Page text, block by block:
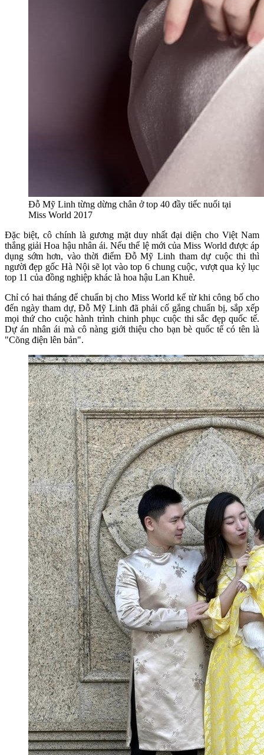
Đỗ Mỹ Linh từng dừng chân ở top 40 đầy tiếc nuối tại
Miss World 2017
Đặc biệt, cô chính là gương mặt duy nhất đại diện cho Việt Nam
thắng giải Hoa hậu nhân ái. Nếu thể lệ mới của Miss World được áp
dụng sớm hơn, vào thời điểm Đỗ Mỹ Linh tham dự cuộc thi thì
người đẹp gốc Hà Nội sẽ lọt vào top 6 chung cuộc, vượt qua kỷ lục
top 11 của đồng nghiệp khác là hoa hậu Lan Khuê.
Chỉ có hai tháng để chuẩn bị cho Miss World kể từ khi công bố cho
đến ngày tham dự, Đỗ Mỹ Linh đã phải cố gắng chuẩn bị, sắp xếp
mọi thứ cho cuộc hành trình chinh phục cuộc thi sắc đẹp quốc tế.
Dự án nhân ái mà cô nàng giới thiệu cho bạn bè quốc tế có tên là
"Cõng điện lên bản".